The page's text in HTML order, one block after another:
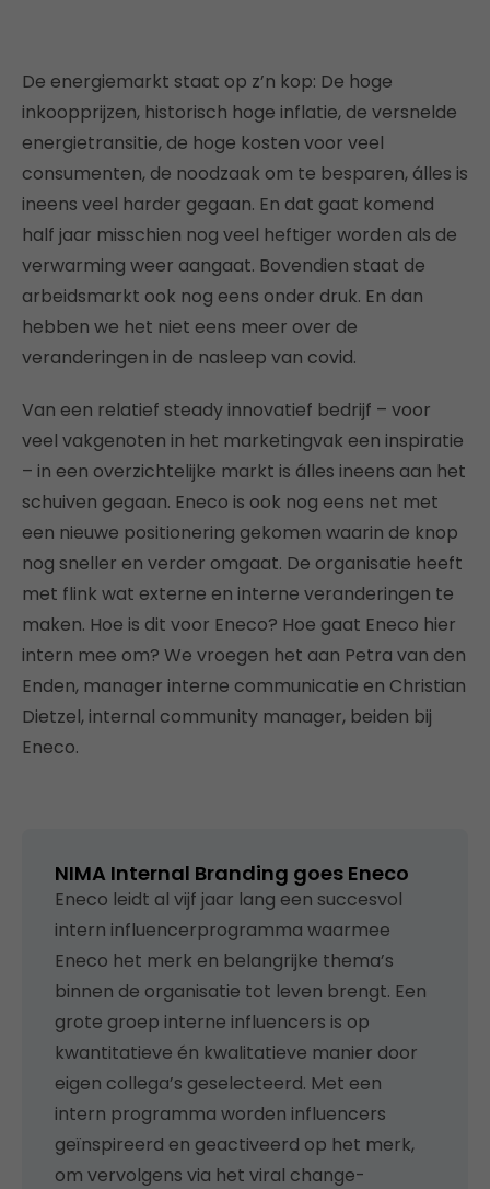
De energiemarkt staat op z’n kop: De hoge
inkoopprijzen, historisch hoge inflatie, de versnelde
energietransitie, de hoge kosten voor veel
consumenten, de noodzaak om te besparen, álles is
ineens veel harder gegaan. En dat gaat komend
half jaar misschien nog veel heftiger worden als de
verwarming weer aangaat. Bovendien staat de
arbeidsmarkt ook nog eens onder druk. En dan
hebben we het niet eens meer over de
veranderingen in de nasleep van covid.
Van een relatief steady innovatief bedrijf – voor
veel vakgenoten in het marketingvak een inspiratie
– in een overzichtelijke markt is álles ineens aan het
schuiven gegaan. Eneco is ook nog eens net met
een nieuwe positionering gekomen waarin de knop
nog sneller en verder omgaat. De organisatie heeft
met flink wat externe en interne veranderingen te
maken. Hoe is dit voor Eneco? Hoe gaat Eneco hier
intern mee om? We vroegen het aan Petra van den
Enden, manager interne communicatie en Christian
Dietzel, internal community manager, beiden bij
Eneco.
NIMA Internal Branding goes Eneco
Eneco leidt al vijf jaar lang een succesvol
intern influencerprogramma waarmee
Eneco het merk en belangrijke thema’s
binnen de organisatie tot leven brengt. Een
grote groep interne influencers is op
kwantitatieve én kwalitatieve manier door
eigen collega’s geselecteerd. Met een
intern programma worden influencers
geïnspireerd en geactiveerd op het merk,
om vervolgens via het viral change-